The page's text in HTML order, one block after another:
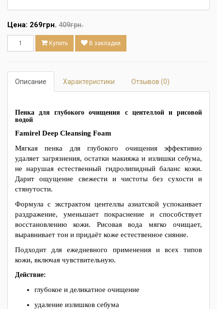
Цена: 269грн. 409грн.
Купить В закладки
Описание Характеристики Отзывов (0)
Пенка для глубокого очищения с центеллой и рисовой
водой
Famirel Deep Cleansing Foam
Мягкая пенка для глубокого очищения эффективно
удаляет загрязнения, остатки макияжа и излишки себума,
не нарушая естественный гидролипидный баланс кожи.
Дарит ощущение свежести и чистоты без сухости и
стянутости.
Формула с экстрактом центеллы азиатской успокаивает
раздражение, уменьшает покраснение и способствует
восстановлению кожи. Рисовая вода мягко очищает,
выравнивает тон и придаёт коже естественное сияние.
Подходит для ежедневного применения и всех типов
кожи, включая чувствительную.
Действие:
глубокое и деликатное очищение
удаление излишков себума